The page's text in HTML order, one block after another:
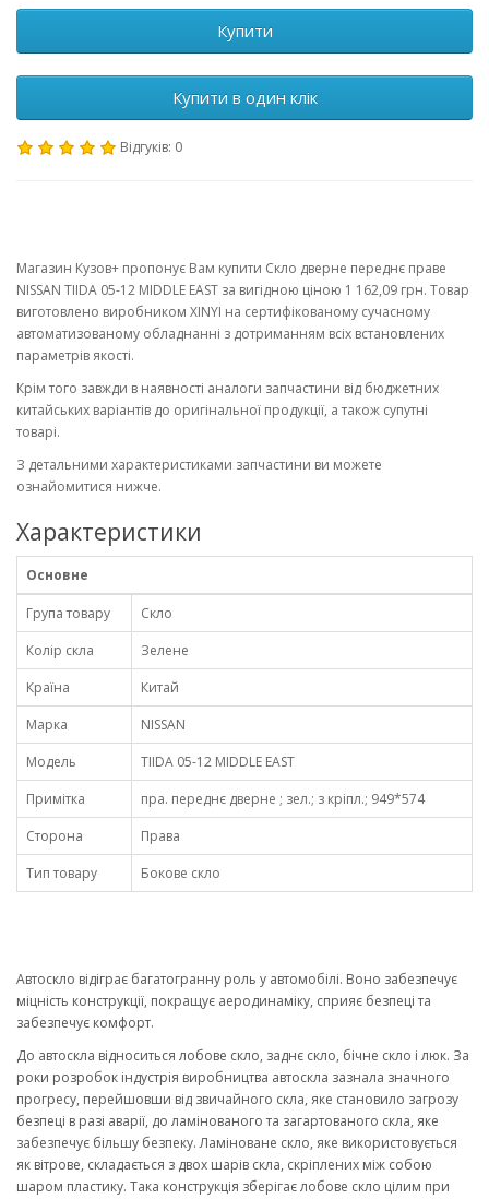
Купити
Купити в один клік
Відгуків: 0
Магазин Кузов+ пропонує Вам купити Скло дверне переднє праве
NISSAN TIIDA 05-12 MIDDLE EAST за вигідною ціною 1 162,09 грн. Товар
виготовлено виробником XINYI на сертифікованому сучасному
автоматизованому обладнанні з дотриманням всіх встановлених
параметрів якості.
Крім того завжди в наявності аналоги запчастини від бюджетних
китайських варіантів до оригінальної продукції, а також супутні
товарі.
З детальними характеристиками запчастини ви можете
ознайомитися нижче.
Характеристики
Основне
Група товару
Скло
Колір скла
Зелене
Країна
Китай
Марка
NISSAN
Модель
TIIDA 05-12 MIDDLE EAST
Примітка
пра. переднє дверне ; зел.; з кріпл.; 949*574
Сторона
Права
Тип товару
Бокове скло
Автоскло відіграє багатогранну роль у автомобілі. Воно забезпечує
міцність конструкції, покращує аеродинаміку, сприяє безпеці та
забезпечує комфорт.
До автоскла відноситься лобове скло, заднє скло, бічне скло і люк. За
роки розробок індустрія виробництва автоскла зазнала значного
прогресу, перейшовши від звичайного скла, яке становило загрозу
безпеці в разі аварії, до ламінованого та загартованого скла, яке
забезпечує більшу безпеку. Ламіноване скло, яке використовується
як вітрове, складається з двох шарів скла, скріплених між собою
шаром пластику. Така конструкція зберігає лобове скло цілим при